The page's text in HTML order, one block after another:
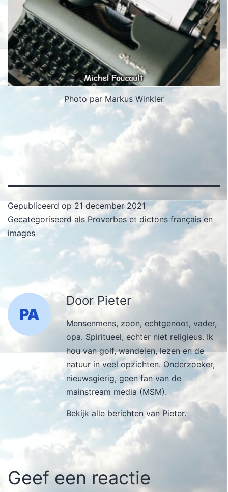
Photo par Markus Winkler
Gepubliceerd op 21 december 2021
Gecategoriseerd alsProverbes et dictons français en
images
Door Pieter
Mensenmens, zoon, echtgenoot, vader,
opa. Spiritueel, echter niet religieus. Ik
hou van golf, wandelen, lezen en de
natuur in veel opzichten. Onderzoeker,
nieuwsgierig, geen fan van de
mainstream media (MSM).
Bekijk alle berichten van Pieter.
Geef een reactie